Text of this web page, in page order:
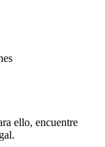
ello, encuentre